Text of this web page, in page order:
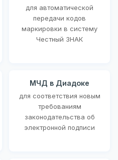
для автоматической
передачи кодов
маркировки в систему
Честный ЗНАК
МЧД в Диадоке
для соответствия новым
требованиям
законодательства об
электронной подписи